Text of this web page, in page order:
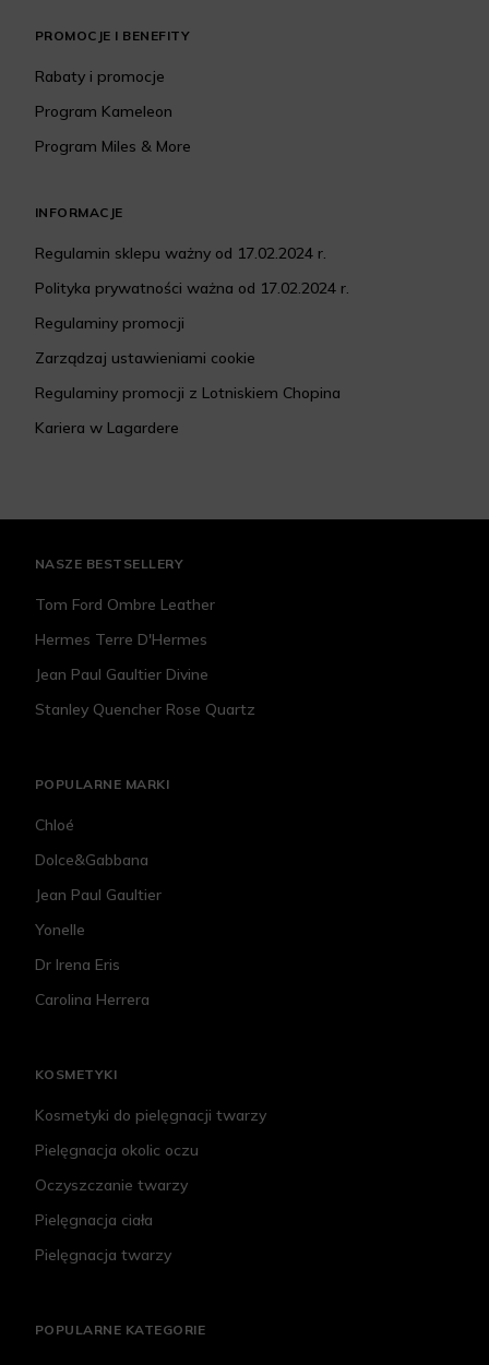
PROMOCJE I BENEFITY
Rabaty i promocje
Program Kameleon
Program Miles & More
INFORMACJE
Regulamin sklepu ważny od 17.02.2024 r.
Polityka prywatności ważna od 17.02.2024 r.
Regulaminy promocji
Zarządzaj ustawieniami cookie
Regulaminy promocji z Lotniskiem Chopina
Kariera w Lagardere
NASZE BESTSELLERY
Tom Ford Ombre Leather
Hermes Terre D'Hermes
Jean Paul Gaultier Divine
Stanley Quencher Rose Quartz
POPULARNE MARKI
Chloé
Dolce&Gabbana
Jean Paul Gaultier
Yonelle
Dr Irena Eris
Carolina Herrera
KOSMETYKI
Kosmetyki do pielęgnacji twarzy
Pielęgnacja okolic oczu
Oczyszczanie twarzy
Pielęgnacja ciała
Pielęgnacja twarzy
POPULARNE KATEGORIE